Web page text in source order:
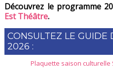
Découvrez le programme
Est Théâtre.
CONSULTEZ LE GUIDE
2026 :
Plaquette saison culturelle